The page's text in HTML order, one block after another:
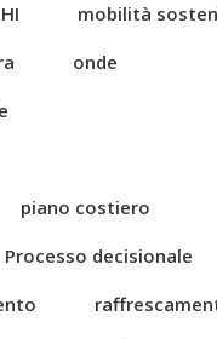
mobilità
onde
piano costiero
Processo decisionale